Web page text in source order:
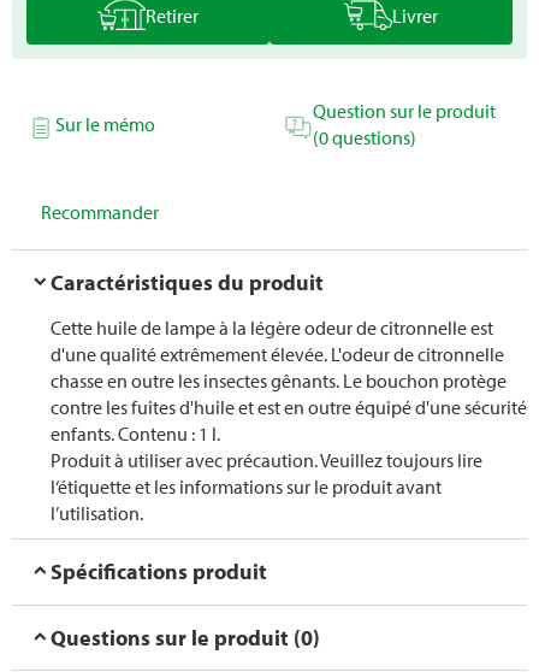
Retirer Livrer
Sur le mémo
Question sur le produit
(0 questions)
Recommander
Caractéristiques du produit
Cette huile de lampe à la légère odeur de citronnelle est
d'une qualité extrêmement élevée. L'odeur de citronnelle
chasse en outre les insectes gênants. Le bouchon protège
contre les fuites d'huile et est en outre équipé d'une sécurité
enfants. Contenu : 1 l.
Produit à utiliser avec précaution. Veuillez toujours lire
l‘étiquette et les informations sur le produit avant
l’utilisation.
Spécifications produit
Questions sur le produit (0)